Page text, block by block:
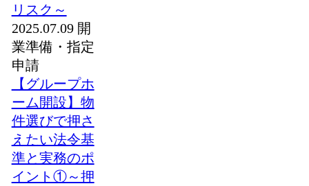
リスク～
2025.07.09 開
業準備・指定
申請
【グループホ
ーム開設】物
件選びで押さ
えたい法令基
準と実務のポ
イント①～押